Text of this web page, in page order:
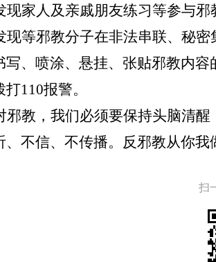
现家人及亲戚朋友练习等参与
现等邪教分子在非法串联、秘
写、喷涂、悬挂、张贴邪教内
打110报警。
邪教 ， 我们必须要保持头脑清醒
、不信、不传播。 反邪教从你我
扫